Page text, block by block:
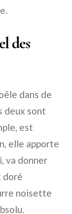
des
dans de
deux sont
est
elle apporte
va donner
doré
noisette